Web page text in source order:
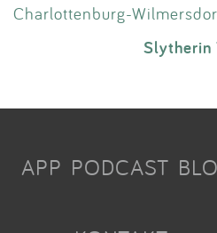
Charlottenburg-
Slytherin
APP PODCAST